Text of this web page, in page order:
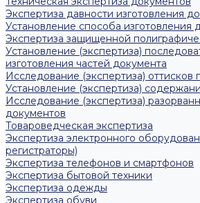
Экспертиза давности изготовления
Установление способа изготовления
Экспертиза защищенной
Установление (экспертиза)
изготовления частей документа
Исследование (экспертиза) оттисков
Установление (экспертиза)
Исследование (экспертиза)
документов
Товароведческая экспертиза
Экспертиза электронного
регистраторы)
Экспертиза телефонов и смартфонов
Экспертиза бытовой техники
Экспертиза одежды
Экспертиза обуви